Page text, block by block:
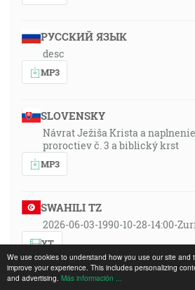
We use cookies to understand how you use our site and
improve your experience. This includes personalizing
and advertising. Más información ...
РУССКИЙ ЯЗЫК
desc
MP3
SLOVENSKY
Návrat Ježiša Krista a
proroctiev č. 3 a biblický krst
MP3
SWAHILI TZ
2026-06-03-1990-10-28-14:00-
YT
XHOSA